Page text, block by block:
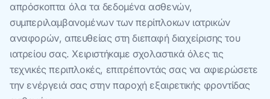
απρόσκοπτα όλα τα δεδομένα ασθενών,
συμπεριλαμβανομένων των περίπλοκων ιατρικών
αναφορών, απευθείας στη διεπαφή διαχείρισης του
ιατρείου σας. Χειριστήκαμε σχολαστικά όλες τις
τεχνικές περιπλοκές, επιτρέποντάς σας να αφιερώσετε
την ενέργειά σας στην παροχή εξαιρετικής φροντίδας